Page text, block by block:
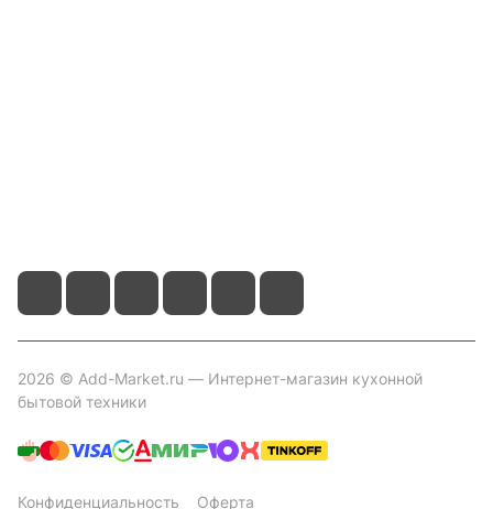
2026 © Add-Market.ru — Интернет-магазин кухонной
бытовой техники
Конфиденциальность Оферта